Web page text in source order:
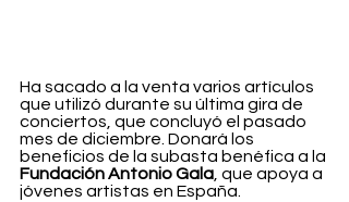
Ha sacado a la venta varios artículos
que utilizó durante su última gira de
conciertos, que concluyó el pasado
mes de diciembre. Donará los
beneficios de la subasta benéfica a la
Fundación Antonio Gala, que apoya a
jóvenes artistas en España.